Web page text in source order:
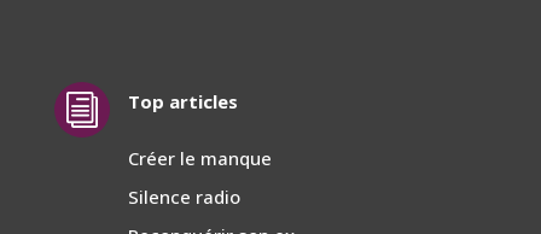
i Top articles
Créer le manque
Silence radio